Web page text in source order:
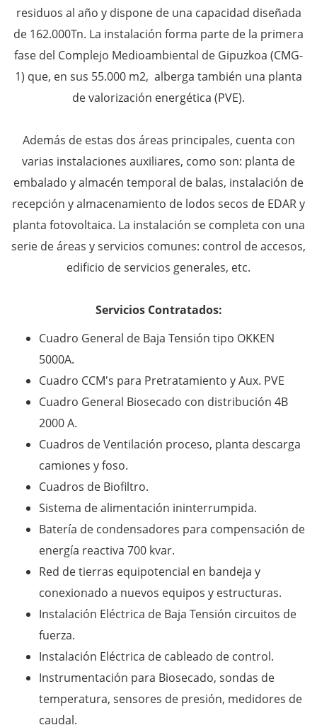
residuos al año y dispone de una capacidad diseñada
de 162.000Tn. La instalación forma parte de la primera
fase del Complejo Medioambiental de Gipuzkoa (CMG-
1) que, en sus 55.000 m2, alberga también una planta
de valorización energética (PVE).
Además de estas dos áreas principales, cuenta con
varias instalaciones auxiliares, como son: planta de
embalado y almacén temporal de balas, instalación de
recepción y almacenamiento de lodos secos de EDAR y
planta fotovoltaica. La instalación se completa con una
serie de áreas y servicios comunes: control de accesos,
edificio de servicios generales, etc.
Servicios Contratados:
Cuadro General de Baja Tensión tipo OKKEN
5000A.
Cuadro CCM's para Pretratamiento y Aux. PVE
Cuadro General Biosecado con distribución 4B
2000 A.
Cuadros de Ventilación proceso, planta descarga
camiones y foso.
Cuadros de Biofiltro.
Sistema de alimentación ininterrumpida.
Batería de condensadores para compensación de
energía reactiva 700 kvar.
Red de tierras equipotencial en bandeja y
conexionado a nuevos equipos y estructuras.
Instalación Eléctrica de Baja Tensión circuitos de
fuerza.
Instalación Eléctrica de cableado de control.
Instrumentación para Biosecado, sondas de
temperatura, sensores de presión, medidores de
caudal.